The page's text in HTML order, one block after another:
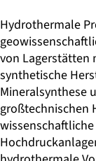
Hydrothermale
von Lagerstätten
synthetische
Mineralsynthese
großtechnischen